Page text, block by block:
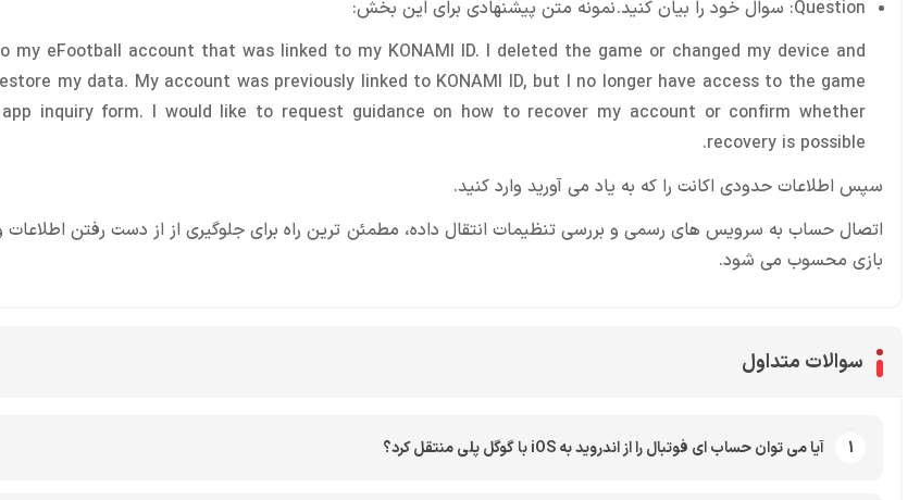
Question: سوال خود را بیان کنید. نمونه متن پیشنهادی برای این بخش:
my eFootball account that was linked to my KONAMI ID. I deleted the game or changed my device and
my data. My account was previously linked to KONAMI ID, but I no longer have access to the game
inquiry form. I would like to request guidance on how to recover my account or confirm whether
recovery is possible.
سپس اطلاعات حدودی اکانت را که به یاد می آورید وارد کنید.
اتصال حساب به سرویس های رسمی و بررسی تنظیمات انتقال داده، مطمئن ترین راه برای جلوگیری از از دست رفتن
بازی محسوب می شود.
سوالات متداول
1 آیا می توان حساب ای فوتبال را از اندروید به iOS با گوگل پلی منتقل کرد؟